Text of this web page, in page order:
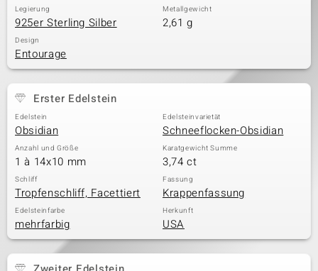
Legierung
925er Sterling Silber
Metallgewicht
2,61 g
Design
Entourage
Erster Edelstein
Edelstein
Obsidian
Edelsteinvarietät
Schneeflocken-Obsidian
Anzahl und Größe
1 à 14x10 mm
Karatgewicht Summe
3,74 ct
Schliff
Tropfenschliff, Facettiert
Fassung
Krappenfassung
Edelsteinfarbe
mehrfarbig
Herkunft
USA